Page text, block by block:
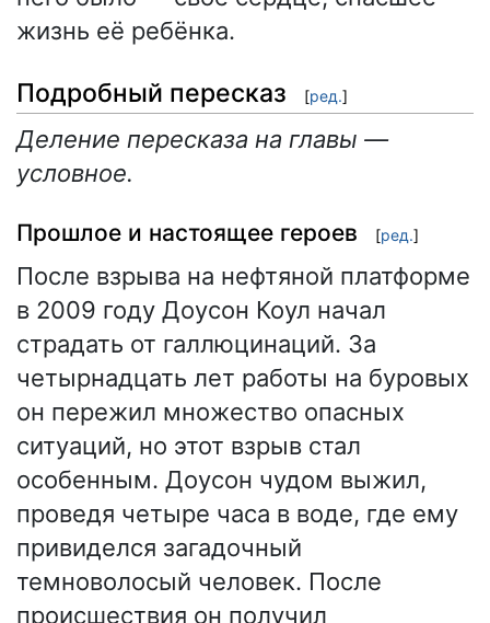
жизнь её ребёнка.
Подробный пересказ [ред.]
Деление пересказа на главы —
условное.
Прошлое и настоящее героев [ред.]
После взрыва на нефтяной платформе
в 2009 году Доусон Коул начал
страдать от галлюцинаций. За
четырнадцать лет работы на буровых
он пережил множество опасных
ситуаций, но этот взрыв стал
особенным. Доусон чудом выжил,
проведя четыре часа в воде, где ему
привиделся загадочный
темноволосый человек. После
происшествия он получил